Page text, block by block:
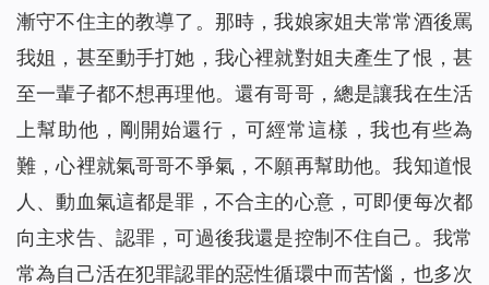
漸守不住主的教導了。那時，我娘家姐夫常常酒後罵
我姐，甚至動手打她，我心裡就對姐夫產生了恨，甚
至一輩子都不想再理他。還有哥哥，總是讓我在生活
上幫助他，剛開始還行，可經常這樣，我也有些為
難，心裡就氣哥哥不爭氣，不願再幫助他。我知道恨
人、動血氣這都是罪，不合主的心意，可即便每次都
向主求告、認罪，可過後我還是控制不住自己。我常
常為自己活在犯罪認罪的惡性循環中而苦惱，也多次